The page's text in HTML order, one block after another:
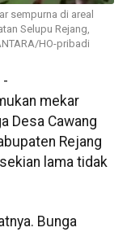
sempurna di areal
Selupu Rejang,
HO-pribadi
-
mekar
Desa Cawang
Rejang
lama tidak
Bunga